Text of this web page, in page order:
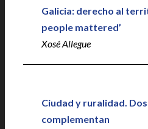
Galicia: derecho al
people mattered’
Xosé Allegue
Ciudad y ruralidad.
complementan